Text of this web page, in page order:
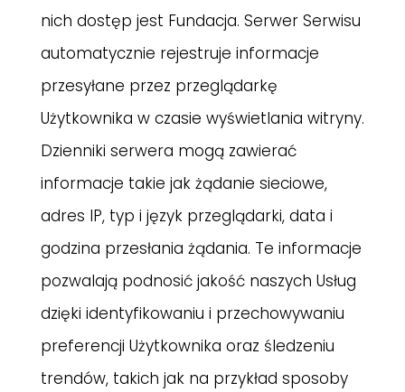
nich dostęp jest Fundacja. Serwer Serwisu
automatycznie rejestruje informacje
przesyłane przez przeglądarkę
Użytkownika w czasie wyświetlania witryny.
Dzienniki serwera mogą zawierać
informacje takie jak żądanie sieciowe,
adres IP, typ i język przeglądarki, data i
godzina przesłania żądania. Te informacje
pozwalają podnosić jakość naszych Usług
dzięki identyfikowaniu i przechowywaniu
preferencji Użytkownika oraz śledzeniu
trendów, takich jak na przykład sposoby